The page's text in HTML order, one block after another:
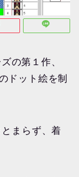
の第１作、
ドット絵を制
まらず、着